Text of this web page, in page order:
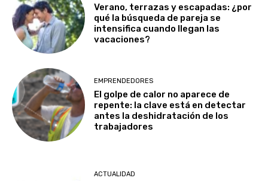
Verano, terrazas y escapadas: ¿por
qué la búsqueda de pareja se
intensifica cuando llegan las
vacaciones?
EMPRENDEDORES
El golpe de calor no aparece de
repente: la clave está en detectar
antes la deshidratación de los
trabajadores
ACTUALIDAD